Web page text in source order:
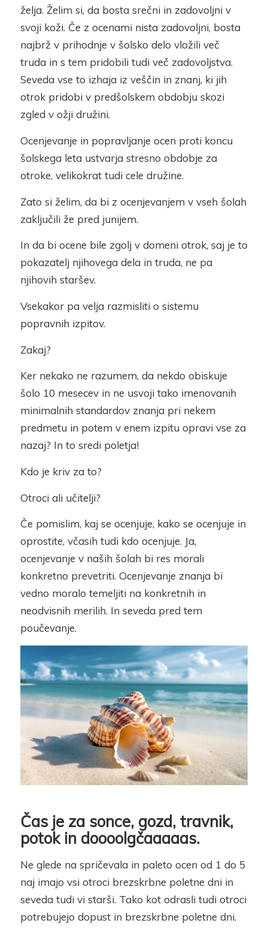
želja. Želim si, da bosta srečni in zadovoljni v
svoji koži. Če z ocenami nista zadovoljni, bosta
najbrž v prihodnje v šolsko delo vložili več
truda in s tem pridobili tudi več zadovoljstva.
Seveda vse to izhaja iz veščin in znanj, ki jih
otrok pridobi v predšolskem obdobju skozi
zgled v ožji družini.
Ocenjevanje in popravljanje ocen proti koncu
šolskega leta ustvarja stresno obdobje za
otroke, velikokrat tudi cele družine.
Zato si želim, da bi z ocenjevanjem v vseh šolah
zaključili že pred junijem.
In da bi ocene bile zgolj v domeni otrok, saj je to
pokazatelj njihovega dela in truda, ne pa
njihovih staršev.
Vsekakor pa velja razmisliti o sistemu
popravnih izpitov.
Zakaj?
Ker nekako ne razumem, da nekdo obiskuje
šolo 10 mesecev in ne usvoji tako imenovanih
minimalnih standardov znanja pri nekem
predmetu in potem v enem izpitu opravi vse za
nazaj? In to sredi poletja!
Kdo je kriv za to?
Otroci ali učitelji?
Če pomislim, kaj se ocenjuje, kako se ocenjuje in
oprostite, včasih tudi kdo ocenjuje. Ja,
ocenjevanje v naših šolah bi res morali
konkretno prevetriti. Ocenjevanje znanja bi
vedno moralo temeljiti na konkretnih in
neodvisnih merilih. In seveda pred tem
poučevanje.
Čas je za sonce, gozd, travnik,
potok in doooolgčaaaaas.
Ne glede na spričevala in paleto ocen od 1 do 5
naj imajo vsi otroci brezskrbne poletne dni in
seveda tudi vi starši. Tako kot odrasli tudi otroci
potrebujejo dopust in brezskrbne poletne dni.